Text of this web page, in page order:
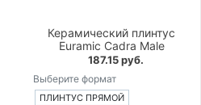
Керамический плинтус
Euramic Cadra Male
187.15 руб.
Выберите формат
ПЛИНТУС ПРЯМОЙ